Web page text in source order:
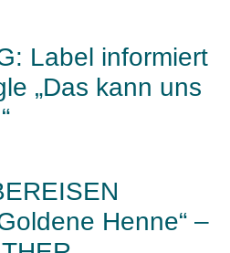
Label informiert
„Das kann uns
Henne“ –